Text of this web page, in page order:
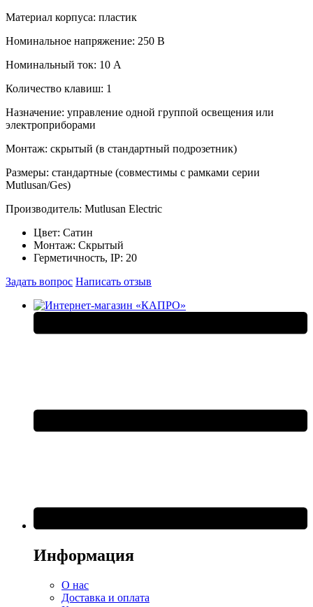
Материал корпуса: пластик
Номинальное напряжение: 250 В
Номинальный ток: 10 А
Количество клавиш: 1
Назначение: управление одной группой освещения или
электроприборами
Монтаж: скрытый (в стандартный подрозетник)
Размеры: стандартные (совместимы с рамками серии
Mutlusan/Ges)
Производитель: Mutlusan Electric
Цвет: Сатин
Монтаж: Скрытый
Герметичность, IP: 20
Задать вопрос Написать отзыв
Информация
О нас
Доставка и оплата